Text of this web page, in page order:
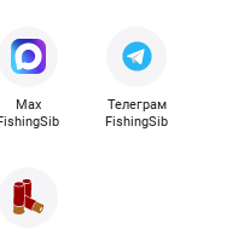
Max
Телеграм
FishingSib